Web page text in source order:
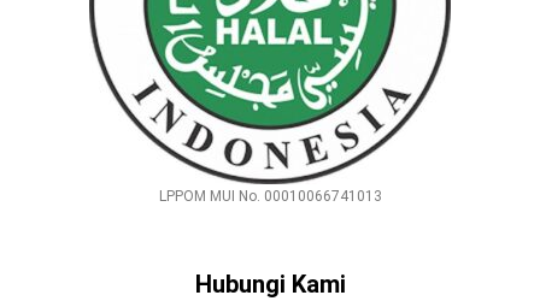
LPPOM MUI No. 00010066741013
Hubungi Kami